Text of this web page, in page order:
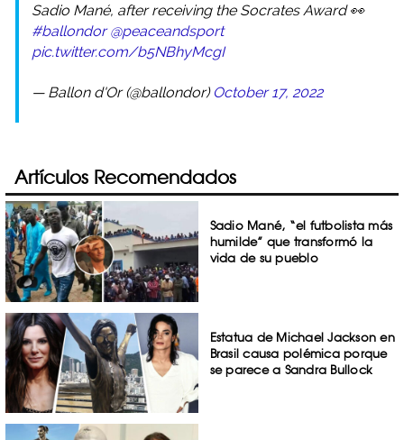
Sadio Mané, after receiving the Socrates Award 👀
#ballondor @peaceandsport
pic.twitter.com/b5NBhyMcgI
— Ballon d'Or (@ballondor) October 17, 2022
Artículos Recomendados
Sadio Mané, “el futbolista más
humilde” que transformó la
vida de su pueblo
Estatua de Michael Jackson en
Brasil causa polémica porque
se parece a Sandra Bullock